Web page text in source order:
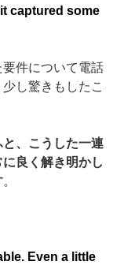
captured some
件について電話
し驚きもしたこ
、こうした一連
良く解き明かし
。
Even a little